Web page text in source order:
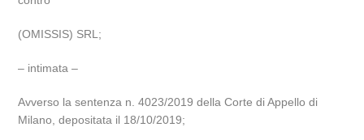
(OMISSIS) SRL;
– intimata –
Avverso la sentenza n. 4023/2019 della Corte di Appello di
Milano, depositata il 18/10/2019;